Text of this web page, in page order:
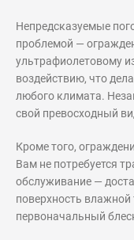
Непредсказуемые
проблемой —
ультрафиолетовому
воздействию, что
любого климата.
свой превосходный
Кроме того,
Вам не потребуется
обслуживание —
поверхность влажной
первоначальный